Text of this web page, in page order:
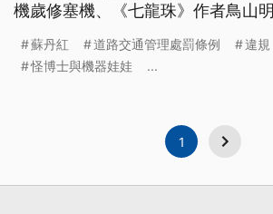
機歲修塞機、《七龍珠》作者鳥山明
蘇丹紅 道路交通管理處罰條例
違規
怪博士與機器娃娃
...
1